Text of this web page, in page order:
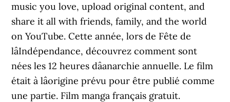
music you love, upload original content, and
share it all with friends, family, and the world
on YouTube. Cette année, lors de Fête de
lâIndépendance, découvrez comment sont
nées les 12 heures dâanarchie annuelle. Le film
était à lâorigine prévu pour être publié comme
une partie. Film manga français gratuit.